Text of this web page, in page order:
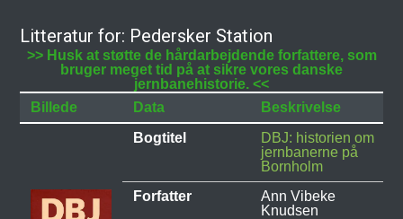
Litteratur for: Pedersker Station
>> Husk at støtte de hårdarbejdende forfattere, som
bruger meget tid på at sikre vores danske
jernbanehistorie. <<
Billede
Data
Beskrivelse
Bogtitel
DBJ: historien om
jernbanerne på
Bornholm
Forfatter
Ann Vibeke
Knudsen